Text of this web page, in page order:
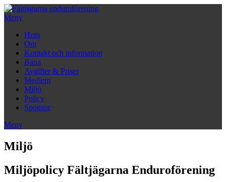
Hoppa
till
Meny
Hem
Om
Kontakt och information
Bana
Avgifter & Priser
Medlem
Miljö
Policy
Sponsor
Meny
Miljö
Miljöpolicy Fältjägarna Enduroförening